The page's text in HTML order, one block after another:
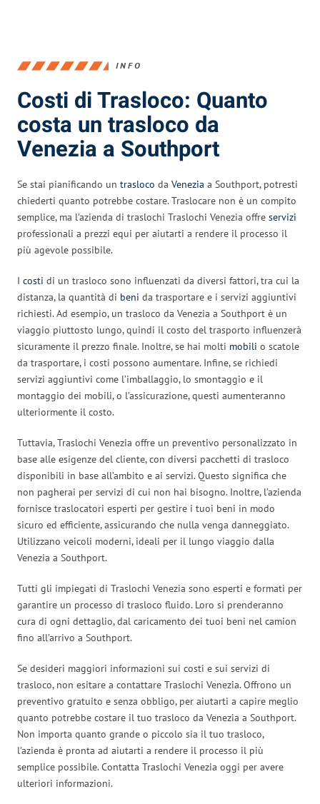
INFO
Costi di Trasloco: Quanto
costa un trasloco da
Venezia a Southport
Se stai pianificando un trasloco da Venezia a Southport, potresti
chiederti quanto potrebbe costare. Traslocare non è un compito
semplice, ma l’azienda di traslochi Traslochi Venezia offre servizi
professionali a prezzi equi per aiutarti a rendere il processo il
più agevole possibile.
I costi di un trasloco sono influenzati da diversi fattori, tra cui la
distanza, la quantità di beni da trasportare e i servizi aggiuntivi
richiesti. Ad esempio, un trasloco da Venezia a Southport è un
viaggio piuttosto lungo, quindi il costo del trasporto influenzerà
sicuramente il prezzo finale. Inoltre, se hai molti mobili o scatole
da trasportare, i costi possono aumentare. Infine, se richiedi
servizi aggiuntivi come l’imballaggio, lo smontaggio e il
montaggio dei mobili, o l’assicurazione, questi aumenteranno
ulteriormente il costo.
Tuttavia, Traslochi Venezia offre un preventivo personalizzato in
base alle esigenze del cliente, con diversi pacchetti di trasloco
disponibili in base all’ambito e ai servizi. Questo significa che
non pagherai per servizi di cui non hai bisogno. Inoltre, l’azienda
fornisce traslocatori esperti per gestire i tuoi beni in modo
sicuro ed efficiente, assicurando che nulla venga danneggiato.
Utilizzano veicoli moderni, ideali per il lungo viaggio dalla
Venezia a Southport.
Tutti gli impiegati di Traslochi Venezia sono esperti e formati per
garantire un processo di trasloco fluido. Loro si prenderanno
cura di ogni dettaglio, dal caricamento dei tuoi beni nel camion
fino all’arrivo a Southport.
Se desideri maggiori informazioni sui costi e sui servizi di
trasloco, non esitare a contattare Traslochi Venezia. Offrono un
preventivo gratuito e senza obbligo, per aiutarti a capire meglio
quanto potrebbe costare il tuo trasloco da Venezia a Southport.
Non importa quanto grande o piccolo sia il tuo trasloco,
l’azienda è pronta ad aiutarti a rendere il processo il più
semplice possibile. Contatta Traslochi Venezia oggi per avere
ulteriori informazioni.